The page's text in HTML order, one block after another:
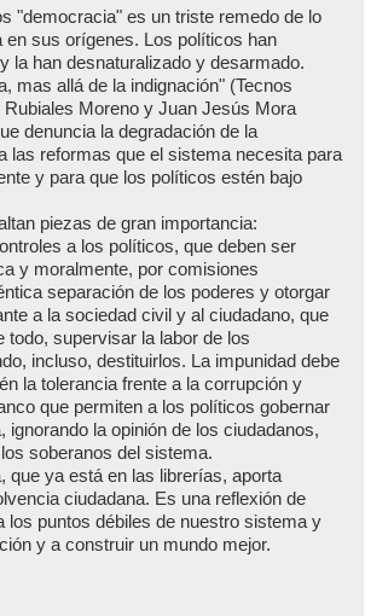
"democracia" es un triste remedo de lo
en sus orígenes. Los políticos han
la han desnaturalizado y desarmado.
mas allá de la indignación" (Tecnos
Moreno y Juan Jesús Mora
denuncia la degradación de la
las reformas que el sistema necesita para
y para que los políticos estén bajo
piezas de gran importancia:
a los políticos, que deben ser
y moralmente, por comisiones
separación de los poderes y otorgar
a la sociedad civil y al ciudadano, que
todo, supervisar la labor de los
incluso, destituirlos. La impunidad debe
la tolerancia frente a la corrupción y
que permiten a los políticos gobernar
ignorando la opinión de los ciudadanos,
soberanos del sistema.
que ya está en las librerías, aporta
ciudadana. Es una reflexión de
los puntos débiles de nuestro sistema y
y a construir un mundo mejor.